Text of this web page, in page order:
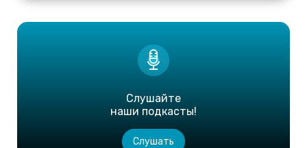
Слушайте
наши подкасты!
Слушать